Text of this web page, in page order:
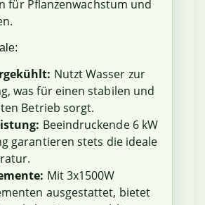
für Pflanzenwachstum und
Nutzt Wasser zur
was für einen stabilen und
Betrieb sorgt.
Beeindruckende 6 kW
garantieren stets die ideale
Mit 3x1500W
ausgestattet, bietet